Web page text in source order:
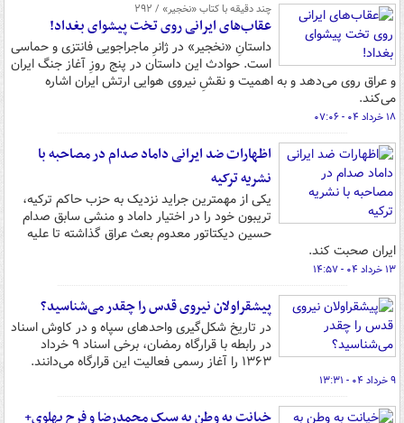
چند دقیقه با کتاب‌ «نخجیر» / ۲۹۲
عقاب‌های ایرانی روی تخت پیشوای بغداد!
داستانِ «نخجیر» در ژانرِ ماجراجویی فانتزی و حماسی
است. حوادث این داستان در پنج روزِ آغاز جنگ ایران
و عراق روی می‌دهد و به اهمیت و نقشِ نیروی هوایی ارتش ایران اشاره
می‌کند.
۱۸ خرداد ۰۴ - ۰۷:۰۶
اظهارات ضد ایرانی داماد صدام در مصاحبه با
نشریه ترکیه
یکی از مهمترین جراید نزدیک به حزب حاکم ترکیه،
تریبون خود را در اختیار داماد و منشی سابق صدام
حسین دیکتاتور معدوم بعث عراق گذاشته تا علیه
ایران صحبت کند.
۱۳ خرداد ۰۴ - ۱۴:۵۷
پیشقراولان نیروی قدس را چقدر می‌شناسید؟
در تاریخ شکل‌گیری واحدهای سپاه و در کاوش اسناد
در رابطه با قرارگاه رمضان، برخی اسناد ۹ خرداد
۱۳۶۳ را آغاز رسمی فعالیت این قرارگاه می‌دانند.
۹ خرداد ۰۴ - ۱۳:۳۱
خیانت به وطن به سبک محمدرضا و فرح پهلوی+